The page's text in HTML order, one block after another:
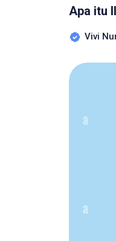
Apa itu
Vivi